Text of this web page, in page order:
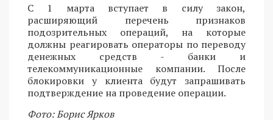
С 1 марта вступает в силу закон,
расширяющий перечень признаков
подозрительных операций, на которые
должны реагировать операторы по переводу
денежных средств - банки и
телекоммуникационные компании. После
блокировки у клиента будут запрашивать
подтверждение на проведение операции.
Фото: Борис Ярков